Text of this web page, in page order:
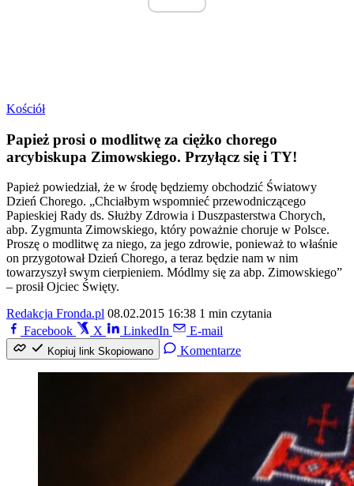
Kościół
Papież prosi o modlitwę za ciężko chorego
arcybiskupa Zimowskiego. Przyłącz się i TY!
Papież powiedział, że w środę będziemy obchodzić Światowy
Dzień Chorego. „Chciałbym wspomnieć przewodniczącego
Papieskiej Rady ds. Służby Zdrowia i Duszpasterstwa Chorych,
abp. Zygmunta Zimowskiego, który poważnie choruje w Polsce.
Proszę o modlitwę za niego, za jego zdrowie, ponieważ to właśnie
on przygotował Dzień Chorego, a teraz będzie nam w nim
towarzyszył swym cierpieniem. Módlmy się za abp. Zimowskiego”
– prosił Ojciec Święty.
Redakcja Fronda.pl 08.02.2015 16:38 1 min czytania
Facebook
X LinkedIn E-mail
Kopiuj link Skopiowano Komentarze